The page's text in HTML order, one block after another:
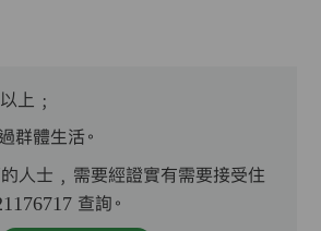
上﹔
群體生活。
人士﹐需要經證實有需要接受住
查詢。